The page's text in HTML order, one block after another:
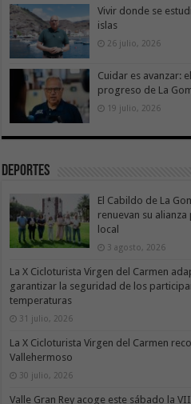
Vivir donde se
islas
26 julio, 2026
Cuidar es avanzar:
progreso de La
19 julio, 2026
Deportes
El Cabildo de La
renuevan su
local
3 agosto, 2026
La X Cicloturista Virgen del Carmen
garantizar la seguridad de los
temperaturas
31 julio, 2026
La X Cicloturista Virgen del Carmen
Vallehermoso
30 julio, 2026
Valle Gran Rey acoge este sábado la